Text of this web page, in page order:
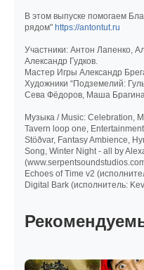
В этом выпуске помогаем
рядом" https://antontut.ru
Участники: Антон Лапенко,
Александр Гудков.
Мастер Игры Александр
Художники “Подземелий:
Сева Фёдоров, Маша
Музыка / Music: Celebration,
Tavern loop one,
Stöðvar, Fantasy Ambience,
Song, Winter Night - all by
Echoes of Time v2
Digital Bark (исполнитель: